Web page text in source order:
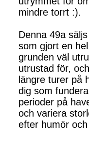
mindre torrt :).
Denna 49a
som gjort en
grunden väl
utrustad för,
längre turer på
dig som
perioder på
och variera
efter humör och